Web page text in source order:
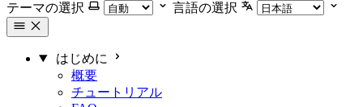
テーマの選択
言語の選択
はじめに
概要
チュートリアル